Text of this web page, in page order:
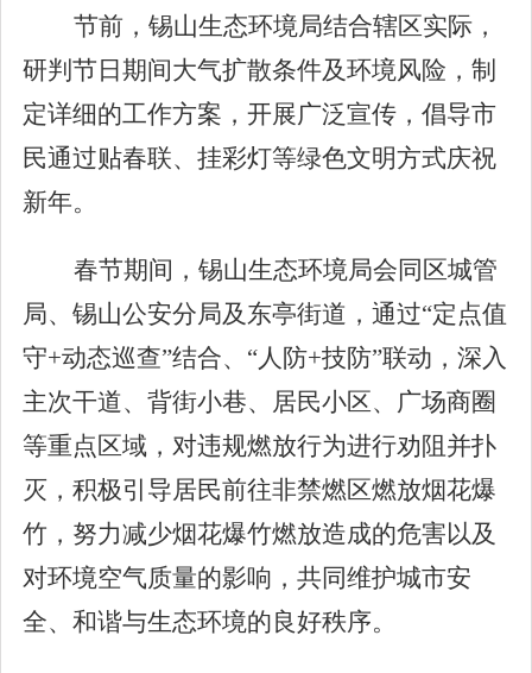
节前，锡山生态环境局结合辖区实际，
研判节日期间大气扩散条件及环境风险，制
定详细的工作方案，开展广泛宣传，倡导市
民通过贴春联、挂彩灯等绿色文明方式庆祝
新年。
春节期间，锡山生态环境局会同区城管
局、锡山公安分局及东亭街道，通过“定点值
守+动态巡查”结合、 “人防+技防”联动，深入
主次干道、背街小巷、居民小区、广场商圈
等重点区域，对违规燃放行为进行劝阻并扑
灭，积极引导居民前往非禁燃区燃放烟花爆
竹，努力减少烟花爆竹燃放造成的危害以及
对环境空气质量的影响，共同维护城市安
全、和谐与生态环境的良好秩序。